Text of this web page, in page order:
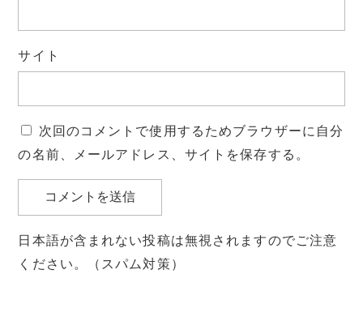
サイト
次回のコメントで使用するためブラウザーに自分
の名前、メールアドレス、サイトを保存する。
日本語が含まれない投稿は無視されますのでご注意
ください。（スパム対策）